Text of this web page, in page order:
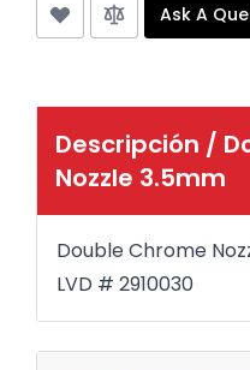
Ask A
Descripción /
Nozzle 3.5mm
Double Chrome
LVD # 2910030